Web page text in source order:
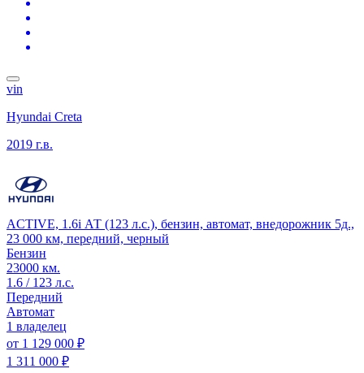
vin
Hyundai Creta
2019 г.в.
ACTIVE, 1.6i АТ (123 л.с.), бензин, автомат, внедорожник 5д.,
23 000 км, передний, черный
Бензин
23000 км.
1.6 / 123 л.с.
Передний
Автомат
1 владелец
от 1 129 000 ₽
1 311 000 ₽